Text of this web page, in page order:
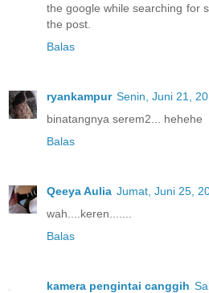
the google while searching for
the post.
Balas
ryankampur Senin, Juni 21,
binatangnya serem2... hehehe
Balas
Qeeya Aulia Jumat, Juni 25,
wah....keren.......
Balas
kamera pengintai canggih